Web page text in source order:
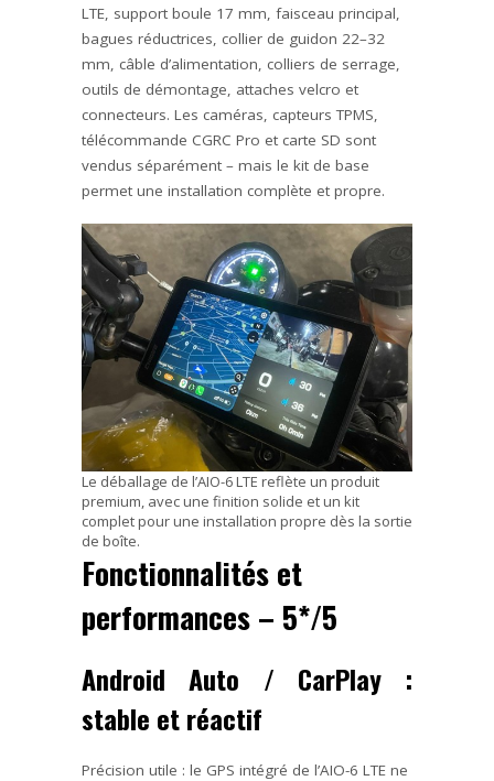
LTE, support boule 17 mm, faisceau principal,
bagues réductrices, collier de guidon 22–32
mm, câble d’alimentation, colliers de serrage,
outils de démontage, attaches velcro et
connecteurs. Les caméras, capteurs TPMS,
télécommande CGRC Pro et carte SD sont
vendus séparément – mais le kit de base
permet une installation complète et propre.
Le déballage de l’AIO-6 LTE reflète un produit
premium, avec une finition solide et un kit
complet pour une installation propre dès la sortie
de boîte.
Fonctionnalités et
performances – 5*/5
Android Auto / CarPlay :
stable et réactif
Précision utile : le GPS intégré de l’AIO-6 LTE ne